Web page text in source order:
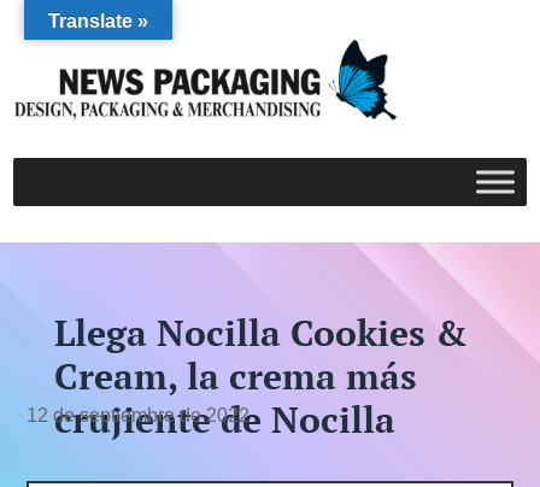
Llega Nocilla Cookies &
Cream, la crema más
crujiente de Nocilla
12 de septiembre de 2022
Translate »